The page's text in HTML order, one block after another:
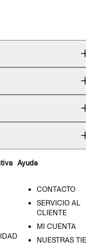
Ayuda
CONTACTO
SERVICIO AL
CLIENTE
MI CUENTA
NUESTRAS